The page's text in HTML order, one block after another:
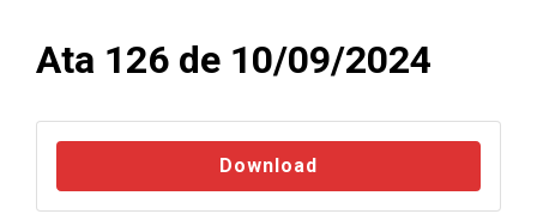
Ata 126 de 10/09/2024
Download